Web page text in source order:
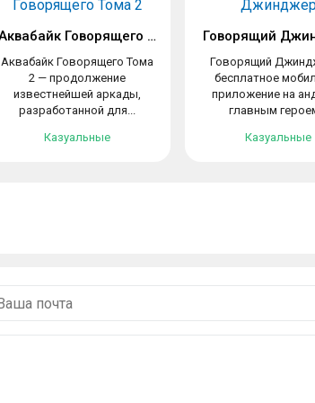
Аквабайк Говорящего Тома 2
Аквабайк Говорящего Тома
2 — продолжение
известнейшей аркады,
разработанной для...
Казуальные
Говорящий
Говорящий
бесплатное
приложение на
главным
Казуальные